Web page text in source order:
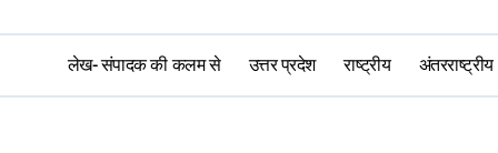
लेख- संपादक की कलम से उत्तर प्रदेश राष्ट्रीय अंतरराष्ट्रीय